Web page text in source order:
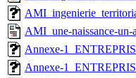
AMI_une-naissance-un-
Annexe-
Annexe-